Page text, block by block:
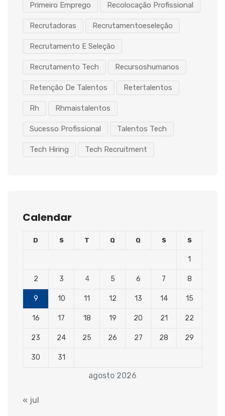
Primeiro Emprego Recolocação Profissional
Recrutadoras Recrutamentoeseleção
Recrutamento E Seleção
Recrutamento Tech Recursoshumanos
Retenção De Talentos Retertalentos
Rh Rhmaistalentos
Sucesso Profissional Talentos Tech
Tech Hiring Tech Recruitment
Calendar
agosto 2026
D S T Q Q S S
1
2 3 4 5 6 7 8
9 10 11 12 13 14 15
16 17 18 19 20 21 22
23 24 25 26 27 28 29
30 31
« jul